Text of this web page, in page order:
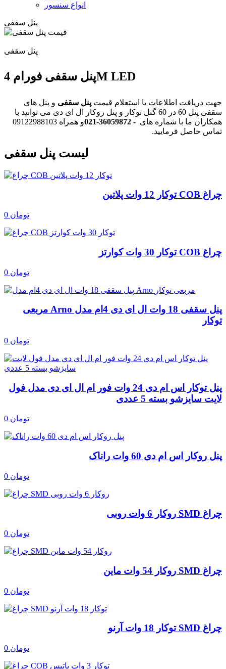
انواع سنسور
پنل سقفی
پنل سقفی
پنل سقفی فورام 4M LED
جهت دریافت اطلاعات یا استعلام قیمت پنل سقفی و پنل های
سقفی پنل 60 در 60 گنل توکار و پنل روکار ال ای دی می توانید با
همکاران ما با شماره های 021-36059872 -
و همراه 09122988103
تماس حاصل فرمایید.
لیست پنل سقفی
چراغ COB توکار 12 وات پلاتین
0 تومان
چراغ COB توکار 30 وات کوارتز
0 تومان
پنل سقفی 18 وات ال ای دی 4ام مدل Arno مربعی
توکار
0 تومان
پنل توکار اس ام دی 24 وات فور ام ال ای دی مدل فول
لایت سایزشو بسته 5 عددی
0 تومان
پنل روکار اس ام دی 60 وات راناک
0 تومان
چراغ SMD روکار 6 وات روبی
0 تومان
چراغ SMD روکار 54 وات ماین
0 تومان
چراغ SMD توکار 18 وات آرنو
0 تومان